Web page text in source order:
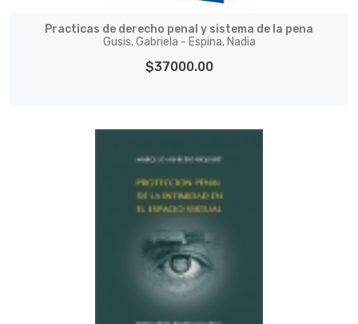
Practicas de derecho penal y sistema de la pena
Gusis, Gabriela - Espina, Nadia
$37000.00